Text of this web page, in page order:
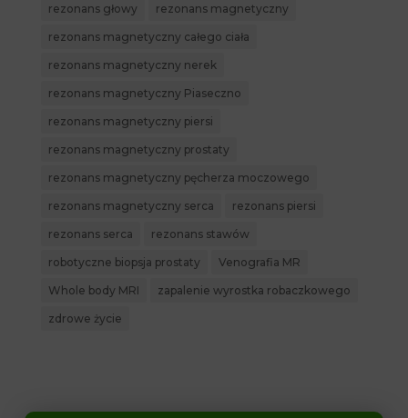
rezonans głowy rezonans magnetyczny
rezonans magnetyczny całego ciała
rezonans magnetyczny nerek
rezonans magnetyczny Piaseczno
rezonans magnetyczny piersi
rezonans magnetyczny prostaty
rezonans magnetyczny pęcherza moczowego
rezonans magnetyczny serca rezonans piersi
rezonans serca rezonans stawów
robotyczne biopsja prostaty Venografia MR
Whole body MRI zapalenie wyrostka robaczkowego
zdrowe życie